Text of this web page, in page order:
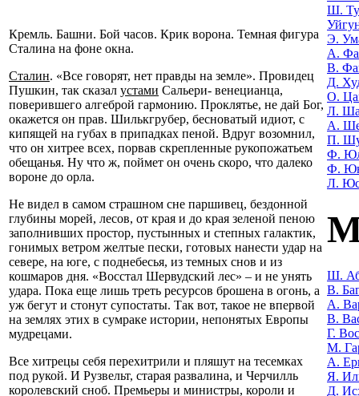
Кремль. Башни. Бой часов. Крик ворона. Темная фигура
Сталина на фоне окна.
Сталин. «Все говорят, нет правды на земле». Провидец
Пушкин, так сказал устами Сальери- венецианца,
поверившего алгеброй гармонию. Проклятье, не дай Бог,
окажется он прав. Шилькгрубер, бесноватый идиот, с
кипящей на губах в припадках пеной. Вдруг возомнил,
что он хитрее всех, порвав скрепленные рукопожатьем
обещанья. Ну что ж, поймет он очень скоро, что далеко
вороне до орла.
Не видел в самом страшном сне паршивец, бездонной
глубины морей, лесов, от края и до края зеленой пеною
заполнивших простор, пустынных и степных галактик,
гонимых ветром желтые пески, готовых нанести удар на
севере, на юге, с поднебесья, из темных снов и из
кошмаров дня. «Восстал Шервудский лес» – и не унять
удара. Пока еще лишь треть ресурсов брошена в огонь, а
уж бегут и стонут супостаты. Так вот, такое не впервой
на землях этих в сумраке истории, непонятых Европы
мудрецами.
Все хитрецы себя перехитрили и пляшут на тесемках
под рукой. И Рузвельт, старая развалина, и Черчилль
королевский сноб. Премьеры и министры, короли и
Ш.
Э.
А.
В.
Д.
О.
Л.
А.
П.
Ф.
Ф.
Л.
Ш.
В.
А.
В.
Г.
М.
А.
Я.
Д.